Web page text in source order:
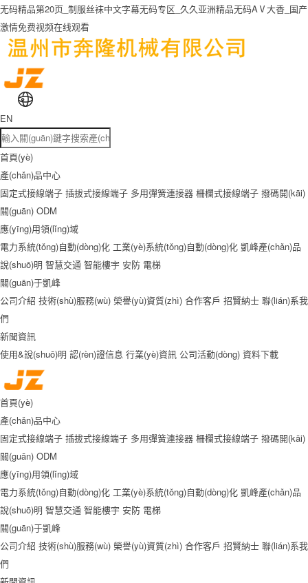
无码精品第20页_制服丝袜中文字幕无码专区_久久亚洲精品无码AⅤ大香_国产
激情免费视频在线观看
EN
首頁(yè)
產(chǎn)品中心
固定式接線端子 插拔式接線端子 多用彈簧連接器 柵欄式接線端子 撥碼開(kāi)
關(guān) ODM
應(yīng)用領(lǐng)域
電力系統(tǒng)自動(dòng)化 工業(yè)系統(tǒng)自動(dòng)化 凱峰產(chǎn)品
說(shuō)明 智慧交通 智能樓宇 安防 電梯
關(guān)于凱峰
公司介紹 技術(shù)服務(wù) 榮譽(yù)資質(zhì) 合作客戶 招賢納士 聯(lián)系我
們
新聞資訊
使用&說(shuō)明 認(rèn)證信息 行業(yè)資訊 公司活動(dòng) 資料下載
首頁(yè)
產(chǎn)品中心
固定式接線端子 插拔式接線端子 多用彈簧連接器 柵欄式接線端子 撥碼開(kāi)
關(guān) ODM
應(yīng)用領(lǐng)域
電力系統(tǒng)自動(dòng)化 工業(yè)系統(tǒng)自動(dòng)化 凱峰產(chǎn)品
說(shuō)明 智慧交通 智能樓宇 安防 電梯
關(guān)于凱峰
公司介紹 技術(shù)服務(wù) 榮譽(yù)資質(zhì) 合作客戶 招賢納士 聯(lián)系我
們